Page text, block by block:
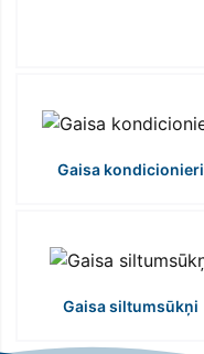
Gaisa kondicionieri
Gaisa siltumsūkņi